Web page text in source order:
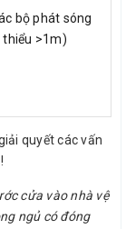
bộ phát sóng
>1m)
quyết các vấn
cửa vào nhà vệ
ngủ có đóng